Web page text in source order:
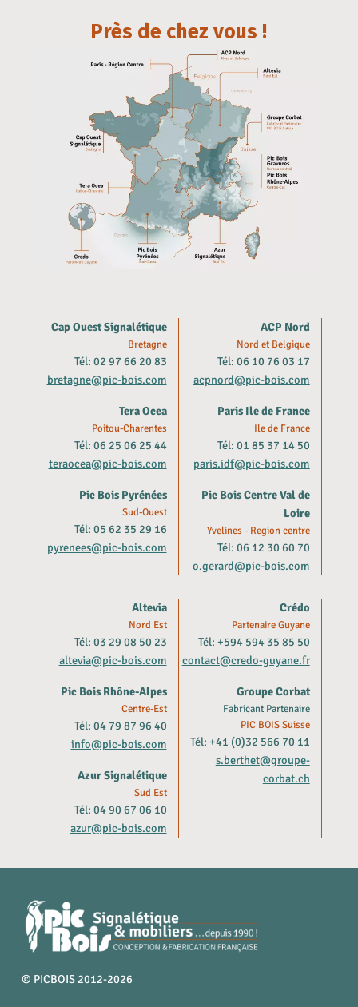
Près de chez vous !
Cap Ouest Signalétique
Bretagne
Tél: 02 97 66 20 83
bretagne@pic-bois.com
Tera Ocea
Poitou-Charentes
Tél: 06 25 06 25 44
teraocea@pic-bois.com
Pic Bois Pyrénées
Sud-Ouest
Tél: 05 62 35 29 16
pyrenees@pic-bois.com
ACP Nord
Nord et Belgique
Tél: 06 10 76 03 17
acpnord@pic-bois.com
Paris Ile de France
Ile de France
Tél: 01 85 37 14 50
paris.idf@pic-bois.com
Pic Bois Centre Val de
Loire
Yvelines - Region centre
Tél: 06 12 30 60 70
o.gerard@pic-bois.com
Altevia
Nord Est
Tél: 03 29 08 50 23
altevia@pic-bois.com
Pic Bois Rhône-Alpes
Centre-Est
Tél: 04 79 87 96 40
info@pic-bois.com
Azur Signalétique
Sud Est
Tél: 04 90 67 06 10
azur@pic-bois.com
Crédo
Partenaire Guyane
Tél: +594 594 35 85 50
contact@credo-guyane.fr
Groupe Corbat
Fabricant Partenaire
PIC BOIS Suisse
Tél: +41 (0)32 566 70 11
s.berthet@groupe-
corbat.ch
© PICBOIS 2012-2026